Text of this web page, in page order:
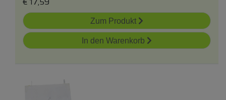
Zum Produkt
In den Warenkorb